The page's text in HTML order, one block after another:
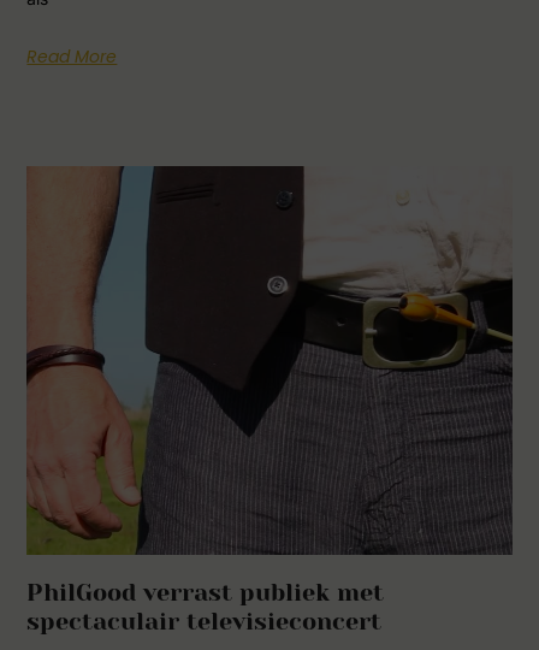
Read More
PhilGood verrast publiek met
spectaculair televisieconcert